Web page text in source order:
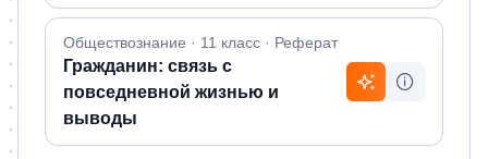
Обществознание · 11 класс · Реферат
Гражданин: связь с
повседневной жизнью и
выводы